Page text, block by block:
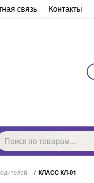
связь Контакты
/ КЛАСС КЛ-01